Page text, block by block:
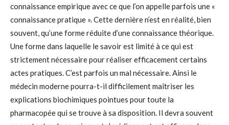
connaissance empirique avec ce que l’on appelle parfois une «
connaissance pratique ». Cette dernière n’est en réalité, bien
souvent, qu’une forme réduite d’une connaissance théorique.
Une forme dans laquelle le savoir est limité à ce qui est
strictement nécessaire pour réaliser efficacement certains
actes pratiques. C’est parfois un mal nécessaire. Ainsi le
médecin moderne pourra-t-il difficilement maîtriser les
explications biochimiques pointues pour toute la
pharmacopée qui se trouve à sa disposition. Il devra souvent